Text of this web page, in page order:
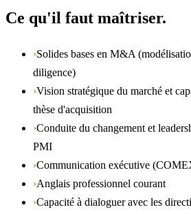
Ce qu'il faut maîtriser.
›Solides bases en M&A
diligence)
›Vision stratégique du marché et
thèse d'acquisition
›Conduite du changement et
PMI
›Communication exécutive
›Anglais professionnel courant
›Capacité à dialoguer avec les